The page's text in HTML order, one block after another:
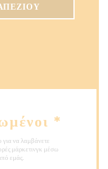
*
για να λαμβάνετε
μάρκετινγκ μέσω
εμάς.